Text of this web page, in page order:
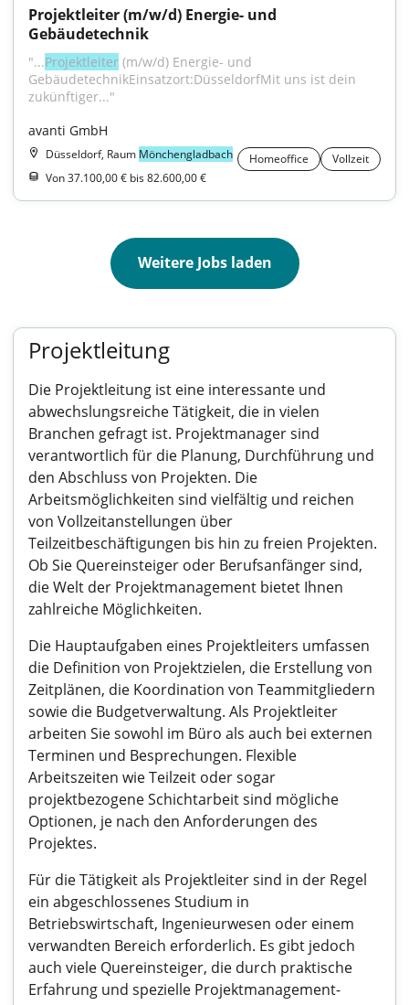
Projektleiter (m/w/d) Energie- und
Gebäudetechnik
"...Projektleiter (m/w/d) Energie- und
GebäudetechnikEinsatzort:DüsseldorfMit uns ist dein
zukünftiger..."
avanti GmbH
Düsseldorf, Raum Mönchengladbach Homeoffice
Vollzeit
Von 37.100,00 € bis 82.600,00 €
Weitere Jobs laden
Projektleitung
Die Projektleitung ist eine interessante und
abwechslungsreiche Tätigkeit, die in vielen
Branchen gefragt ist. Projektmanager sind
verantwortlich für die Planung, Durchführung und
den Abschluss von Projekten. Die
Arbeitsmöglichkeiten sind vielfältig und reichen
von Vollzeitanstellungen über
Teilzeitbeschäftigungen bis hin zu freien Projekten.
Ob Sie Quereinsteiger oder Berufsanfänger sind,
die Welt der Projektmanagement bietet Ihnen
zahlreiche Möglichkeiten.
Die Hauptaufgaben eines Projektleiters umfassen
die Definition von Projektzielen, die Erstellung von
Zeitplänen, die Koordination von Teammitgliedern
sowie die Budgetverwaltung. Als Projektleiter
arbeiten Sie sowohl im Büro als auch bei externen
Terminen und Besprechungen. Flexible
Arbeitszeiten wie Teilzeit oder sogar
projektbezogene Schichtarbeit sind mögliche
Optionen, je nach den Anforderungen des
Projektes.
Für die Tätigkeit als Projektleiter sind in der Regel
ein abgeschlossenes Studium in
Betriebswirtschaft, Ingenieurwesen oder einem
verwandten Bereich erforderlich. Es gibt jedoch
auch viele Quereinsteiger, die durch praktische
Erfahrung und spezielle Projektmanagement-